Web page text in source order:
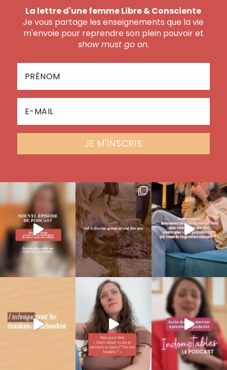
La lettre d'une femme Libre & Consciente
Je vous partage les enseignements que la vie
m'envoie pour reprendre son plein pouvoir et
show must go on.
JE M'INSCRIS